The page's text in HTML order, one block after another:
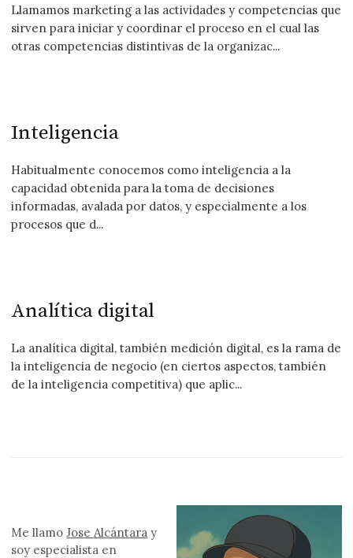
Llamamos marketing a las actividades y competencias que
sirven para iniciar y coordinar el proceso en el cual las
otras competencias distintivas de la organizac...
Inteligencia
Habitualmente conocemos como inteligencia a la
capacidad obtenida para la toma de decisiones
informadas, avalada por datos, y especialmente a los
procesos que d...
Analítica digital
La analítica digital, también medición digital, es la rama de
la inteligencia de negocio (en ciertos aspectos, también
de la inteligencia competitiva) que aplic...
Me llamoJose Alcántara y
soy especialista en